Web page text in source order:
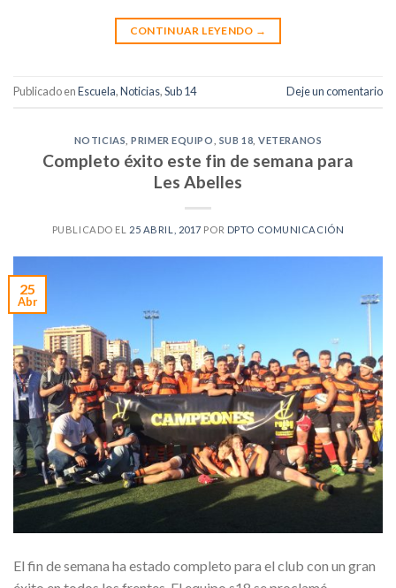
CONTINUAR LEYENDO →
Publicado enEscuela,Noticias,Sub 14 Deje un comentario
NOTICIAS ,PRIMER EQUIPO SUB 18 ,VETERANOS
Completo éxito este fin de semana para
Les Abelles
PUBLICADO EL 25 ABRIL, 2017 POR DPTO COMUNICACIÓN
25
Abr
El fin de semana ha estado completo para el club con un gran